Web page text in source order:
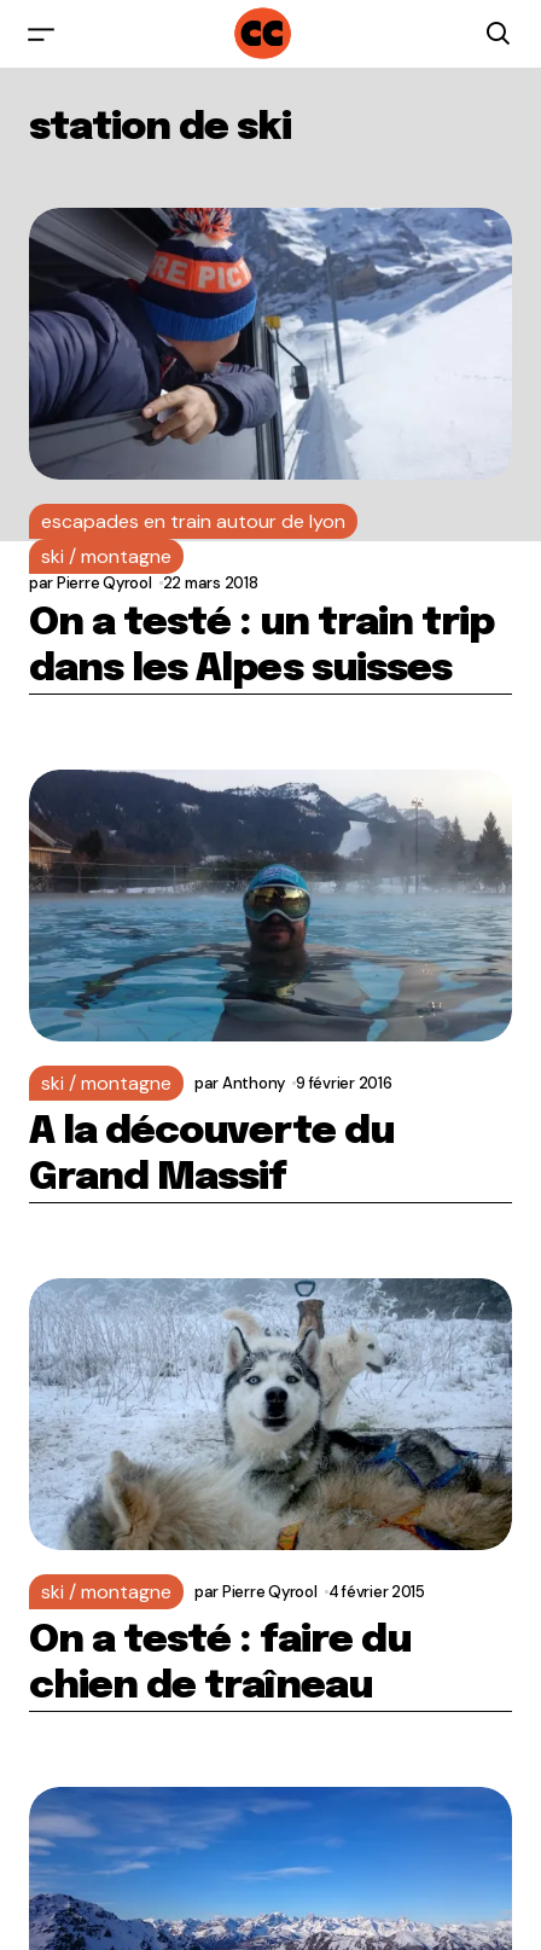
station de ski
escapades en train autour de lyon
ski / montagne
parPierre Qyrool 22 mars 2018
On a testé : un train trip
dans les Alpes suisses
ski / montagne parAnthony 9 février 2016
A la découverte du
Grand Massif
ski / montagne parPierre Qyrool 4 février 2015
On a testé : faire du
chien de traîneau